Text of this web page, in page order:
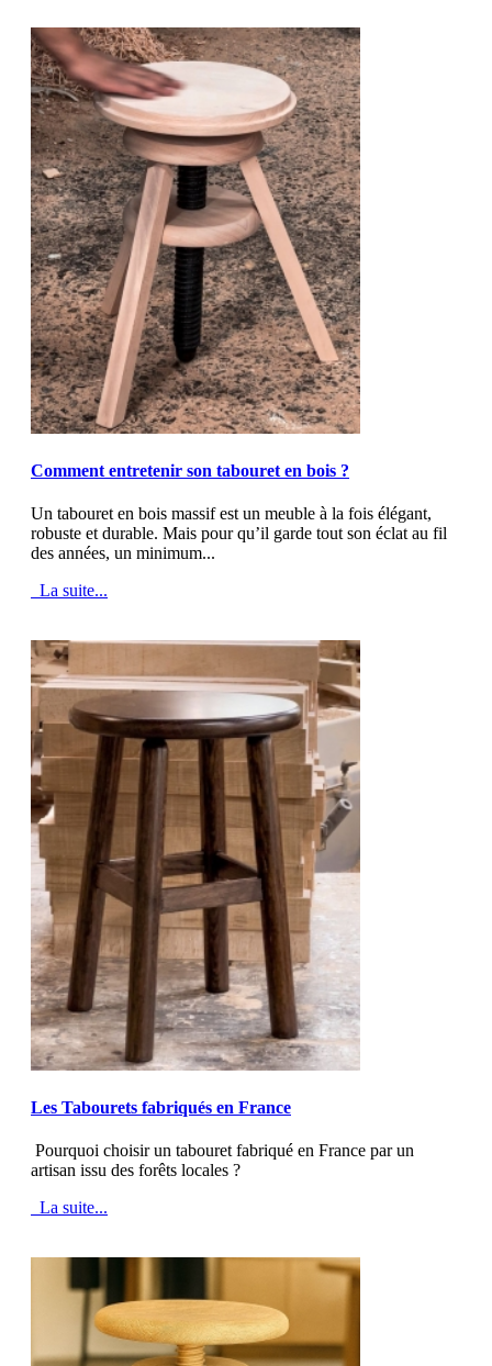
Comment entretenir son tabouret en bois ?
Un tabouret en bois massif est un meuble à la fois élégant,
robuste et durable. Mais pour qu’il garde tout son éclat au fil
des années, un minimum...
La suite...
Les Tabourets fabriqués en France
Pourquoi choisir un tabouret fabriqué en France par un
artisan issu des forêts locales ?
La suite...